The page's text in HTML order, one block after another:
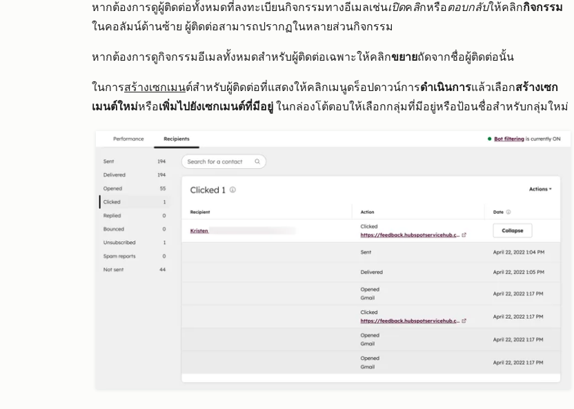
หากต้องการดูผู้ติดต่อทั้งหมดที่ลงทะเบียนกิจกรรมทางอีเมลเช่นเปิดคลิกหรือตอบกลับให้คลิกกิจกรรม
ในคอลัมน์ด้านซ้าย ผู้ติดต่อสามารถปรากฏในหลายส่วนกิจกรรม
หากต้องการดูกิจกรรมอีเมลทั้งหมดสำหรับผู้ติดต่อเฉพาะให้คลิกขยายถัดจากชื่อผู้ติดต่อนั้น
ในการสร้างเซกเมนต์สำหรับผู้ติดต่อที่แสดงให้คลิกเมนูดร็อปดาวน์การดำเนินการแล้วเลือกสร้างเซก
เมนต์ใหม่หรือเพิ่มไปยังเซกเมนต์ที่มีอยู่ ในกล่องโต้ตอบให้เลือกกลุ่มที่มีอยู่หรือป้อนชื่อสำหรับกลุ่มใหม่